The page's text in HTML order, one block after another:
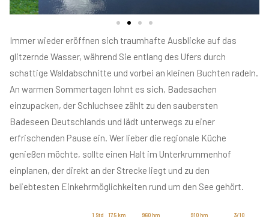
Immer wieder eröffnen sich traumhafte Ausblicke auf das
glitzernde Wasser, während Sie entlang des Ufers durch
schattige Waldabschnitte und vorbei an kleinen Buchten radeln.
An warmen Sommertagen lohnt es sich, Badesachen
einzupacken, der Schluchsee zählt zu den saubersten
Badeseen Deutschlands und lädt unterwegs zu einer
erfrischenden Pause ein. Wer lieber die regionale Küche
genießen möchte, sollte einen Halt im Unterkrummenhof
einplanen, der direkt an der Strecke liegt und zu den
beliebtesten Einkehrmöglichkeiten rund um den See gehört.
1 Std 17.5 km 960 hm 910 hm 3/10